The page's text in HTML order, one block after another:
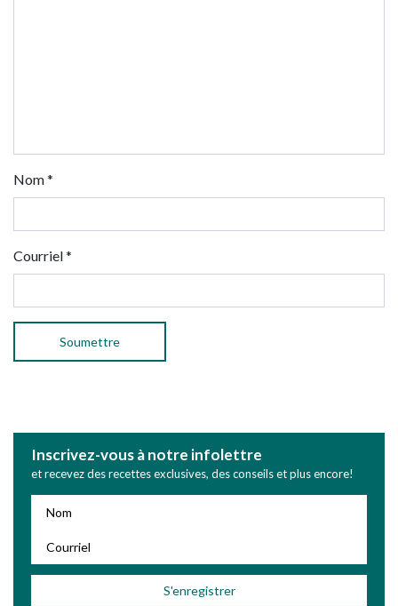
Nom*
Courriel*
Inscrivez-vous à notre infolettre
et recevez des recettes exclusives, des conseils et plus encore!